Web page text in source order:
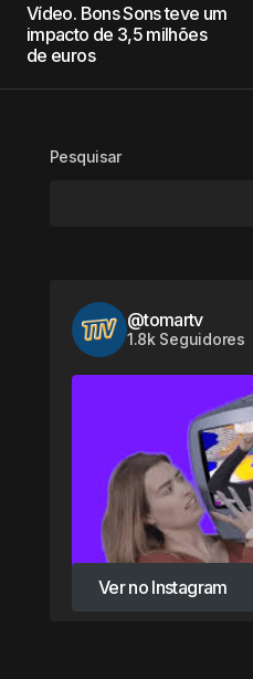
Vídeo. Bons Sons teve um
impacto de 3,5 milhões
de euros
Pesquisar
@tomartv
1.8k Seguidores
Ver no Instagram
Ver no Instagram